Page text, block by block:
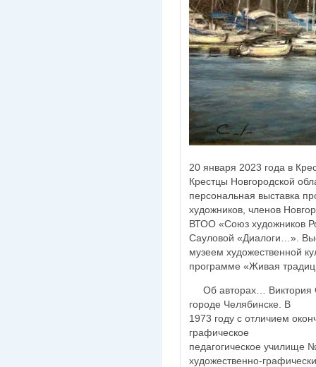
20 января 2023 года в
Крестцы Новгородской
персональная выставка
художников, членов
ВТОО «Союз художников
Сауловой «Диалоги…».
музеем художественной
программе «Живая
Об авторах… Виктория
городе Челябинске. В
1973 году с отличием
графическое
педагогическое училище
художественно-